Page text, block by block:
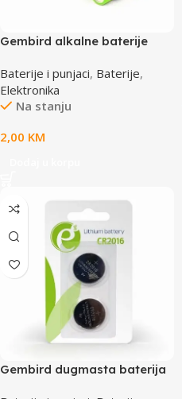
Gembird alkalne baterije
AAA4-01
Baterije i punjaci, Baterije,
Elektronika
Na stanju
2,00 KM
Gembird dugmasta baterija